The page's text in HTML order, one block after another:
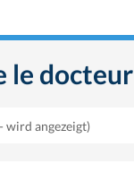
le docteur